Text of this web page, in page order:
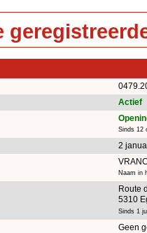
Actief
Sinds 12
2
Naam in
Route
5310
Sinds 1
Geen